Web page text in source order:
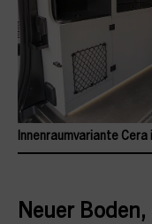
Innenraumvariante Cera
Neuer